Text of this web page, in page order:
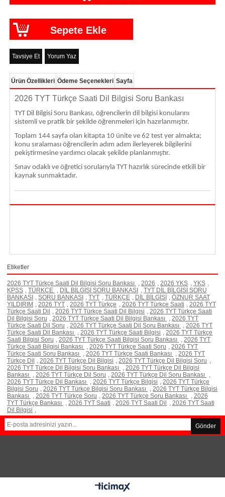
Tavsiye Et Yorum Yaz
Ürün Özellikleri Ödeme Seçenekleri Sayfa
2026 TYT Türkçe Saati Dil Bilgisi Soru Bankası
TYT Dil Bilgisi Soru Bankası, öğrencilerin dil bilgisi konularını
sistemli ve pratik bir şekilde öğrenmeleri için hazırlanmıştır.
Toplam 144 sayfa olan kitapta 10 ünite ve 62 test yer almakta;
konu sıralaması öğrencilerin adım adım ilerleyerek bilgilerini
pekiştirmesine yardımcı olacak şekilde planlanmıştır.
Sınav odaklı ve öğretici sorularıyla TYT hazırlık sürecinde etkili bir
kaynak sunmaktadır.
Etiketler
2026 TYT Türkçe Saati Dil Bilgisi Soru Bankası , 2026 , 2026 YKS , YKS ,
KPSS , TÜRKÇE , DİL BİLGİSİ SORU BANKASI , TYT DİL BİLGİSİ SORU
BANKASI , SORU BANKASI , TYT , TÜRKÇE , DİL BİLGİSİ , ÖZNUR SAAT
YILDIRIM , 2026 TYT , 2026 TYT Türkçe , 2026 TYT Türkçe Saati , 2026 TYT
Türkçe Saati Dil , 2026 TYT Türkçe Saati Dil Bilgisi , 2026 TYT Türkçe Saati
Dil Bilgisi Soru , 2026 TYT Türkçe Saati Dil Bilgisi Bankası , 2026 TYT
Türkçe Saati Dil Soru , 2026 TYT Türkçe Saati Dil Soru Bankası , 2026 TYT
Türkçe Saati Dil Bankası , 2026 TYT Türkçe Saati Bilgisi , 2026 TYT Türkçe
Saati Bilgisi Soru , 2026 TYT Türkçe Saati Bilgisi Soru Bankası , 2026 TYT
Türkçe Saati Bilgisi Bankası , 2026 TYT Türkçe Saati Soru , 2026 TYT
Türkçe Saati Soru Bankası , 2026 TYT Türkçe Saati Bankası , 2026 TYT
Türkçe Dil , 2026 TYT Türkçe Dil Bilgisi , 2026 TYT Türkçe Dil Bilgisi Soru ,
2026 TYT Türkçe Dil Bilgisi Soru Bankası , 2026 TYT Türkçe Dil Bilgisi
Bankası , 2026 TYT Türkçe Dil Soru , 2026 TYT Türkçe Dil Soru Bankası
,
2026 TYT Türkçe Dil Bankası , 2026 TYT Türkçe Bilgisi , 2026 TYT Türkçe
Bilgisi Soru , 2026 TYT Türkçe Bilgisi Soru Bankası , 2026 TYT Türkçe Bilgisi
Bankası , 2026 TYT Türkçe Soru , 2026 TYT Türkçe Soru Bankası , 2026
TYT Türkçe Bankası , 2026 TYT Saati , 2026 TYT Saati Dil , 2026 TYT Saati
Dil Bilgisi ,
Gönder